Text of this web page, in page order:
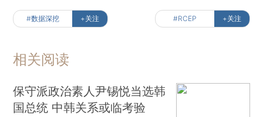
#数据深挖 +关注 #RCEP +关注
相关阅读
保守派政治素人尹锡悦当选韩
国总统 中韩关系或临考验